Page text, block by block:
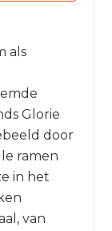
als
Glorie
door
ramen
in het
van